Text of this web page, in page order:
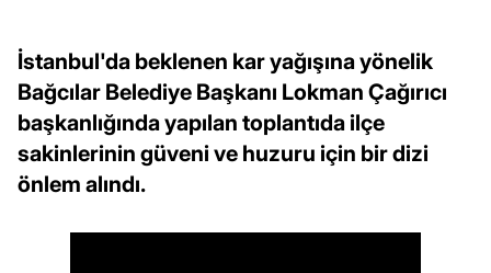
İstanbul'da beklenen kar yağışına yönelik
Bağcılar Belediye Başkanı Lokman Çağırıcı
başkanlığında yapılan toplantıda ilçe
sakinlerinin güveni ve huzuru için bir dizi
önlem alındı.